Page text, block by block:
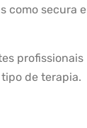
como secura e
profissionais
de terapia.